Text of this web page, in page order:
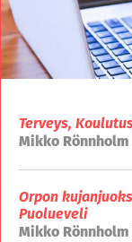
Terveys,
Mikko Rönnholm
Orpon
Puolueveli
Mikko Rönnholm